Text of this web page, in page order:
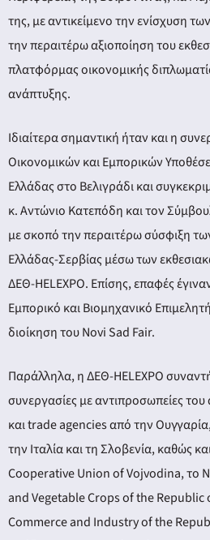
της, με αντικείμενο την ενίσχυση
την περαιτέρω αξιοποίηση του
πλατφόρμας οικονομικής
ανάπτυξης.
Ιδιαίτερα σημαντική ήταν και η
Οικονομικών και Εμπορικών
Ελλάδας στο Βελιγράδι και
κ. Αντώνιο Κατεπόδη και τον
με σκοπό την περαιτέρω σύσφιξη
Ελλάδας-Σερβίας μέσω των
ΔΕΘ-HELEXPO. Επίσης, επαφές
Εμπορικό και Βιομηχανικό
διοίκηση του Novi Sad Fair.
Παράλληλα, η ΔΕΘ-HELEXPO
συνεργασίες με αντιπροσωπείες
και trade agencies από την
την Ιταλία και τη Σλοβενία, καθώς
Cooperative Union of Vojvodina, το
and Vegetable Crops of the
Commerce and Industry of the